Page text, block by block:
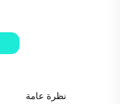
نظرة عامة